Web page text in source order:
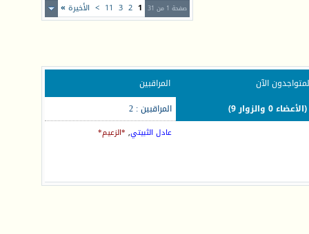
صفحة 1 من 31 1
2
3
11
> الأخيرة »
الآن
المراقبين
المراقبين : 2
عادل الثبيتي, *الزعيم*